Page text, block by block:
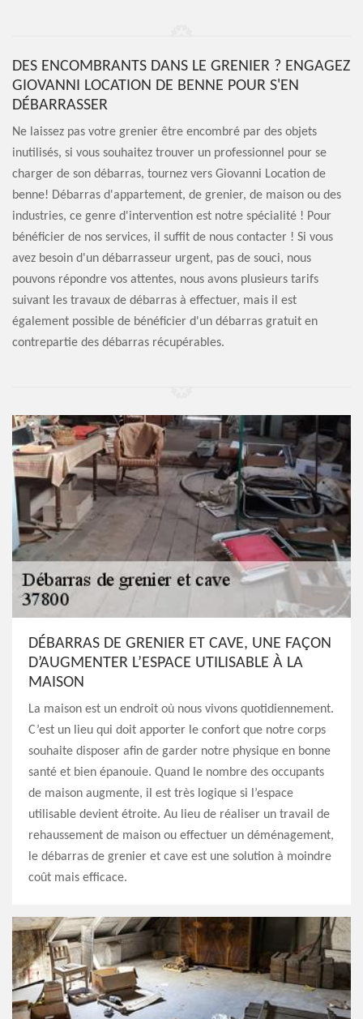
DES ENCOMBRANTS DANS LE GRENIER ? ENGAGEZ
GIOVANNI LOCATION DE BENNE POUR S'EN
DÉBARRASSER
Ne laissez pas votre grenier être encombré par des objets
inutilisés, si vous souhaitez trouver un professionnel pour se
charger de son débarras, tournez vers Giovanni Location de
benne! Débarras d'appartement, de grenier, de maison ou des
industries, ce genre d'intervention est notre spécialité ! Pour
bénéficier de nos services, il suffit de nous contacter ! Si vous
avez besoin d'un débarrasseur urgent, pas de souci, nous
pouvons répondre vos attentes, nous avons plusieurs tarifs
suivant les travaux de débarras à effectuer, mais il est
également possible de bénéficier d'un débarras gratuit en
contrepartie des débarras récupérables.
DÉBARRAS DE GRENIER ET CAVE, UNE FAÇON
D’AUGMENTER L’ESPACE UTILISABLE À LA
MAISON
La maison est un endroit où nous vivons quotidiennement.
C’est un lieu qui doit apporter le confort que notre corps
souhaite disposer afin de garder notre physique en bonne
santé et bien épanouie. Quand le nombre des occupants
de maison augmente, il est très logique si l’espace
utilisable devient étroite. Au lieu de réaliser un travail de
rehaussement de maison ou effectuer un déménagement,
le débarras de grenier et cave est une solution à moindre
coût mais efficace.